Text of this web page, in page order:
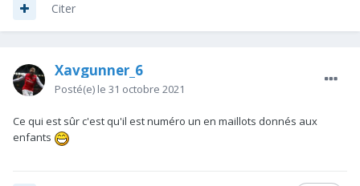
Citer
Xavgunner_6
Posté(e) le 31 octobre 2021
Ce qui est sûr c'est qu'il est numéro un en maillots donnés aux
enfants